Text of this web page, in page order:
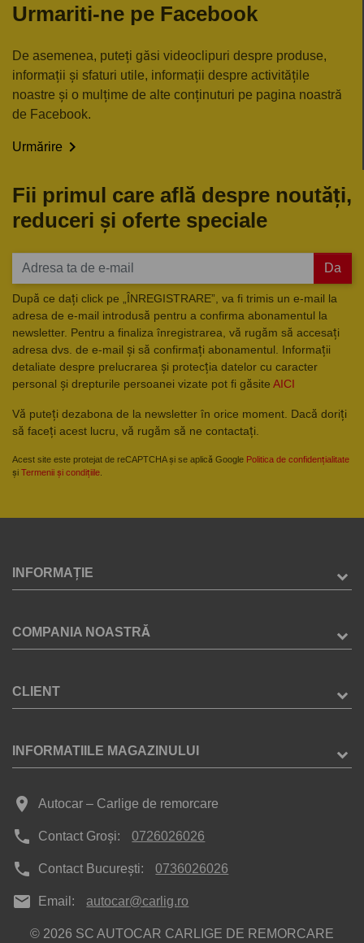
Urmariti-ne pe Facebook
De asemenea, puteți găsi videoclipuri despre produse,
informații și sfaturi utile, informații despre activitățile
noastre și o mulțime de alte conținuturi pe pagina noastră
de Facebook.
Urmărire 
Fii primul care află despre noutăți,
reduceri și oferte speciale
Da
După ce dați click pe „ÎNREGISTRARE”, va fi trimis un e-mail la
adresa de e-mail introdusă pentru a confirma abonamentul la
newsletter. Pentru a finaliza înregistrarea, vă rugăm să accesați
adresa dvs. de e-mail și să confirmați abonamentul. Informații
detaliate despre prelucrarea și protecția datelor cu caracter
personal și drepturile persoanei vizate pot fi găsite AICI
Vă puteți dezabona de la newsletter în orice moment. Dacă doriți
să faceți acest lucru, vă rugăm să ne contactați.
Acest site este protejat de reCAPTCHA și se aplică Google Politica de confidențialitate
și Termenii și condițiile
INFORMAȚIE
COMPANIA NOASTRĂ
CLIENT
INFORMATIILE MAGAZINULUI
place Autocar – Carlige de remorcare
phone Contact Groși: 0726026026
phone Contact București: 0736026026
mail Email: autocar@carlig.ro
© 2026 SC AUTOCAR CARLIGE DE REMORCARE